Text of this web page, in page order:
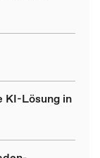
KI-Lösung in